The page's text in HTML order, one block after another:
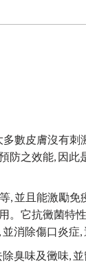
數皮膚沒有
防之效能, 因
, 並且能激勵
。它抗黴菌特
消除傷口炎
臭味及黴味,